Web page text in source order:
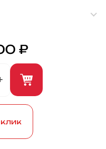
280мл ANDRE
₽